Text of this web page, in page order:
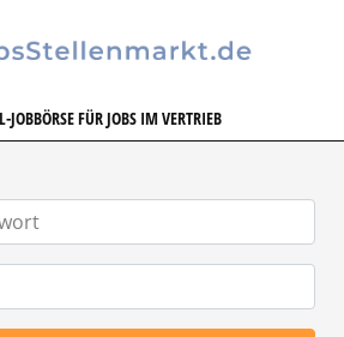
JOBBÖRSE FÜR JOBS IM VERTRIEB